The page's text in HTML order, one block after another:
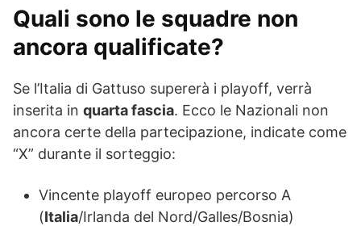
Quali sono le squadre non
ancora qualificate?
Se l’Italia di Gattuso supererà i playoff, verrà
inserita in quarta fascia. Ecco le Nazionali non
ancora certe della partecipazione, indicate come
“X” durante il sorteggio:
Vincente playoff europeo percorso A
(Italia/Irlanda del Nord/Galles/Bosnia)